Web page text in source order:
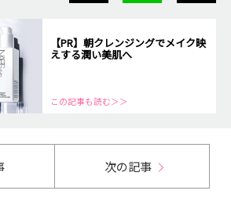
【PR】朝クレンジングでメイク映
えする潤い美肌へ
この記事も読む＞＞
次の記事